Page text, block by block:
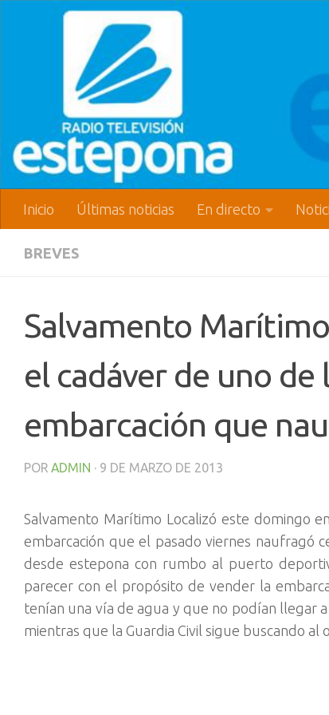
Inicio Últimas noticias En directo
BREVES
Salvamento
el cadáver de uno
embarcación que
POR ADMIN · 9 DE MARZO DE 2013
Salvamento Marítimo Localizó este domingo
embarcación que el pasado viernes naufragó
desde estepona con rumbo al puerto
parecer con el propósito de vender la
tenían una vía de agua y que no podían llegar
mientras que la Guardia Civil sigue buscando al